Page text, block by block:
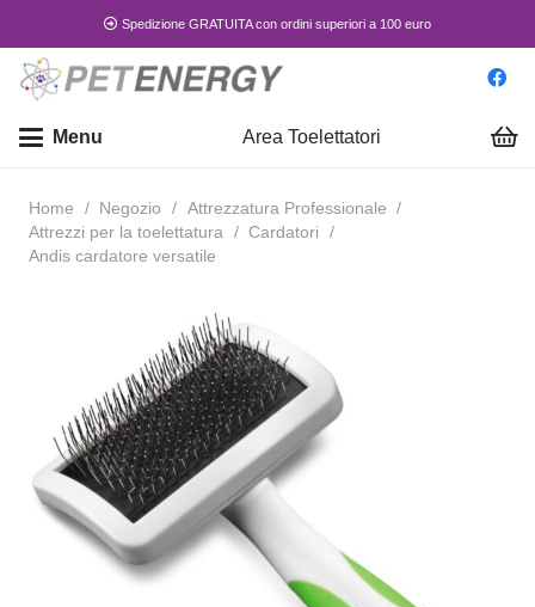
Spedizione GRATUITA con ordini superiori a 100 euro
Menu Area Toelettatori
Home / Negozio / Attrezzatura Professionale /
Attrezzi per la toelettatura
/ Cardatori
/
Andis cardatore versatile